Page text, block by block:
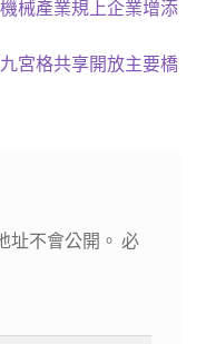
械產業規上企業增添
宮格共享開放主要橋
址不會公開。 必